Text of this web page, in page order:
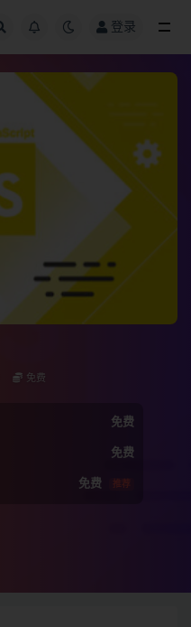
登录
免费
免费
免费
免费 推荐